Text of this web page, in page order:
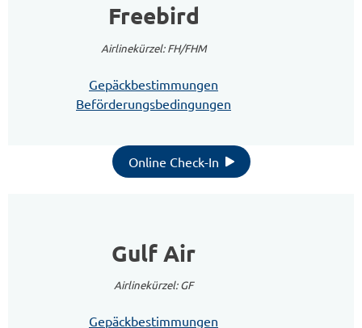
Freebird
Airlinekürzel: FH/FHM
Gepäckbestimmungen
Beförderungsbedingungen
Online Check-In
Gulf Air
Airlinekürzel: GF
Gepäckbestimmungen